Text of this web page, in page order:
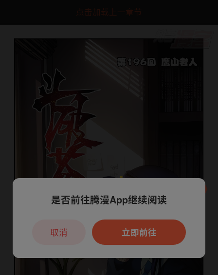
点击加载上一章节
本章节仅支持App阅读，可打开App新用
户7天免费看
是否前往腾漫App继续阅读
立即前往
取消